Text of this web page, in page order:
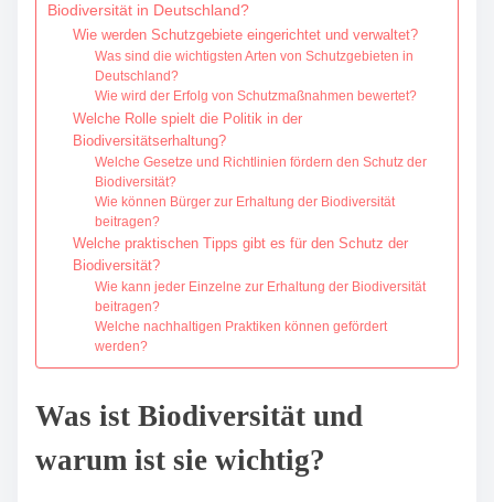
Biodiversität in Deutschland?
Wie werden Schutzgebiete eingerichtet und verwaltet?
Was sind die wichtigsten Arten von Schutzgebieten in
Deutschland?
Wie wird der Erfolg von Schutzmaßnahmen bewertet?
Welche Rolle spielt die Politik in der
Biodiversitätserhaltung?
Welche Gesetze und Richtlinien fördern den Schutz der
Biodiversität?
Wie können Bürger zur Erhaltung der Biodiversität
beitragen?
Welche praktischen Tipps gibt es für den Schutz der
Biodiversität?
Wie kann jeder Einzelne zur Erhaltung der Biodiversität
beitragen?
Welche nachhaltigen Praktiken können gefördert
werden?
Was ist Biodiversität und
warum ist sie wichtig?